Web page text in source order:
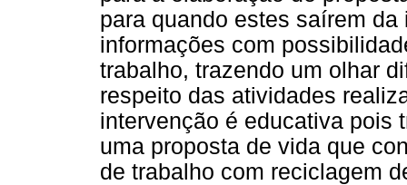
para quando estes saírem
informações com
trabalho, trazendo um olhar
respeito das atividades
intervenção é educativa pois
uma proposta de vida que
de trabalho com reciclagem